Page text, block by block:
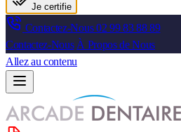
Je certifie
Contactez-Nous02 99 83 88 89
Contactez-Nous À Propos de Nous
Allez au contenu